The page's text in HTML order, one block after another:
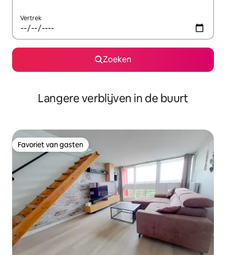
Vertrek
Zoeken
Langere verblijven in de buurt
Favoriet van gasten
Favoriet van gasten